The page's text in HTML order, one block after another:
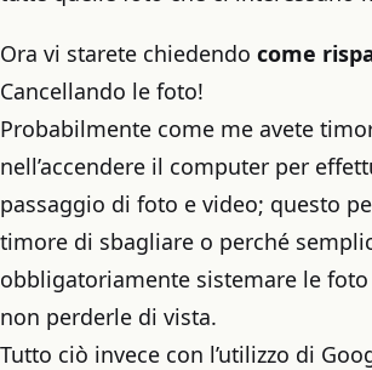
Ora vi starete chiedendo come
Cancellando le foto!
Probabilmente come me avete
nell’accendere il computer per
passaggio di foto e video; questo
timore di sbagliare o perché
obbligatoriamente sistemare le
non perderle di vista.
Tutto ciò invece con l’utilizzo di